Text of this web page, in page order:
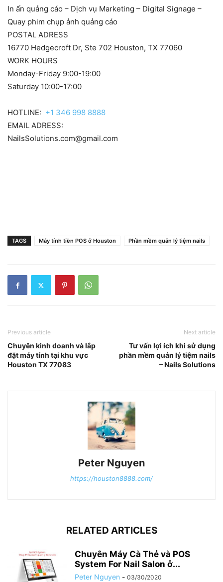
In ấn quảng cáo – Dịch vụ Marketing – Digital Signage –
Quay phim chụp ảnh quảng cáo
POSTAL ADRESS
16770 Hedgecroft Dr, Ste 702 Houston, TX 77060
WORK HOURS
Monday-Friday 9:00-19:00
Saturday 10:00-17:00
HOTLINE: +1 346 998 8888
EMAIL ADRESS:
NailsSolutions.com@gmail.com
TAGS Máy tính tiền POS ở Houston Phần mềm quản lý tiệm nails
Previous article
Chuyên kinh doanh và lắp
đặt máy tính tại khu vực
Houston TX 77083
Next article
Tư vấn lợi ích khi sử dụng
phần mềm quản lý tiệm nails
– Nails Solutions
Peter Nguyen
https://houston8888.com/
RELATED ARTICLES
Chuyên Máy Cà Thẻ và POS
System For Nail Salon ở...
Peter Nguyen - 03/30/2020